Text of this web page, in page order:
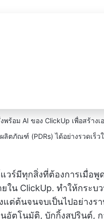
พร้อม AI ของ ClickUp เพื่อสร้าง
ผลิตภัณฑ์ (PDRs) ได้อย่างรวดเร็ว
วร์มีทุกสิ่งที่ต้องการเมื่อพู
ใน ClickUp. ทำให้กระบ
ต่ต้นจนจบเป็นไปอย่างร
นอัตโนมัติ, บักกิ้งสปรินต์,